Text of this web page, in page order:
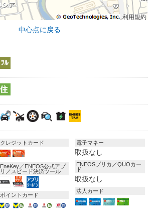
利用規約
中心点に戻る
クレジットカード
EneKey／ENEOS公式アプ
リ／スピード決済ツール
ポイントカード
電子マネー
取扱なし
ENEOSプリカ／QUOカー
ド
取扱なし
法人カード